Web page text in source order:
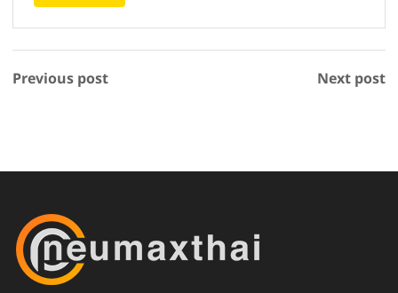
Previous post Next post